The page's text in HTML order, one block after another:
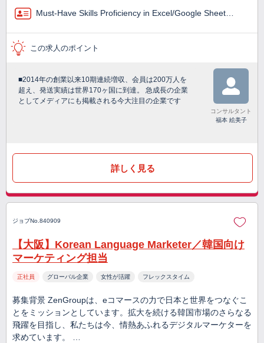
Must-Have Skills Proficiency in Excel/Google Sheet…
この求人のポイント
■2014年の創業以来10期連続増収、会員は200万人を
超え、発送実績は世界170ヶ国に到達。 急成長の企業
としてメディアにも掲載される今大注目の企業です
コンサルタント
福本 絵美子
詳しく見る
ジョブNo.840909
【大阪】Korean Language Marketer／韓国向け
マーケティング担当
正社員 グローバル企業 女性が活躍 フレックスタイム
募集背景 ZenGroupは、eコマースの力で日本と世界をつなぐこ
とをミッションとしています。拡大を続ける韓国市場のさらなる
飛躍を目指し、私たちは今、情熱あふれるデジタルマーケターを
求めています。 …